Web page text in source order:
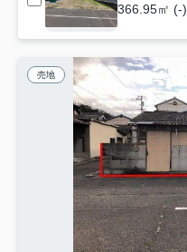
366.95㎡ (-)
売地